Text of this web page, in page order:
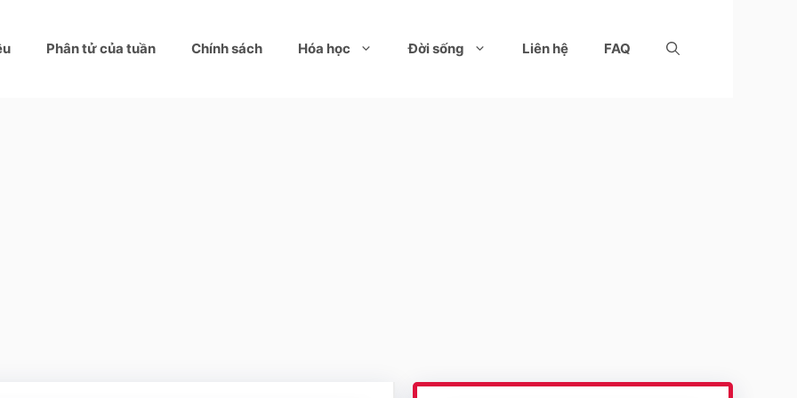
Phân tử của tuần Chính sách Hóa học Đời sống Liên hệ FAQ